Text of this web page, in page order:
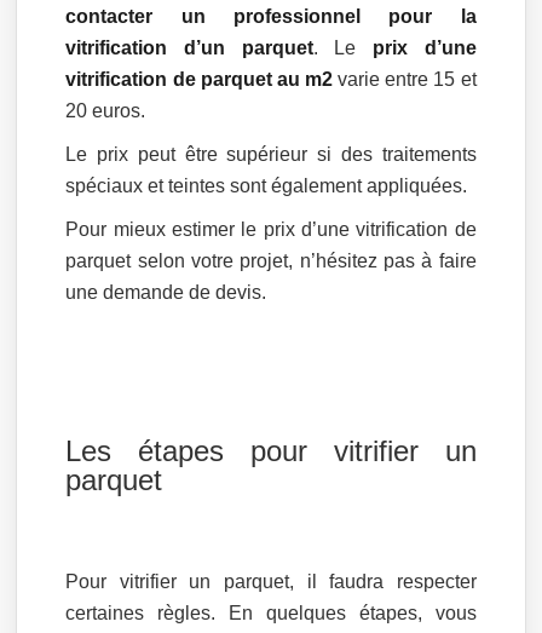
contacter un professionnel pour la
vitrification d’un parquet. Le prix d’une
vitrification de parquet au m2 varie entre 15 et
20 euros.
Le prix peut être supérieur si des traitements
spéciaux et teintes sont également appliquées.
Pour mieux estimer le prix d’une vitrification de
parquet selon votre projet, n’hésitez pas à faire
une demande de devis.
Les étapes pour vitrifier un
parquet
Pour vitrifier un parquet, il faudra respecter
certaines règles. En quelques étapes, vous